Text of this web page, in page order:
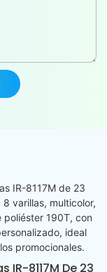
IR-8117M De 23